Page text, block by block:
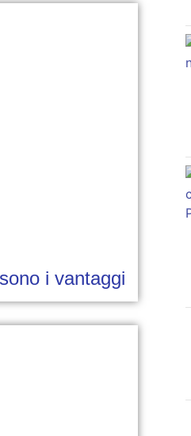
i vantaggi